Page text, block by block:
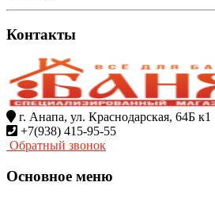
Контакты
г. Анапа, ул. Краснодарская, 64Б к1
+7(938) 415-95-55
Обратный звонок
Основное меню